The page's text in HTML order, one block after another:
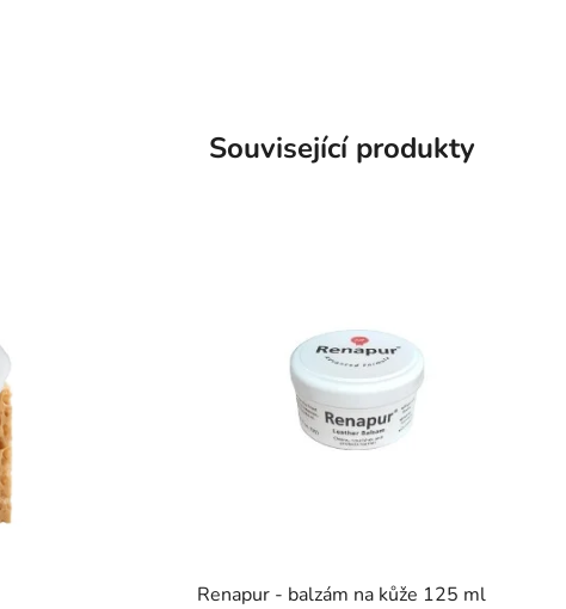
Související produkty
Renapur - balzám na kůže 125 ml